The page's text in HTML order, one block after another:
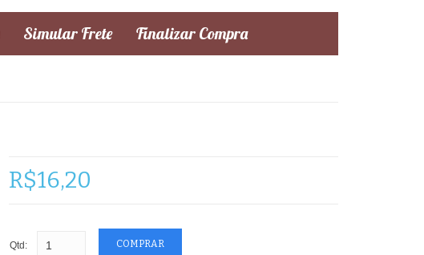
Simular Frete Finalizar Compra
R$16,20
Qtd: